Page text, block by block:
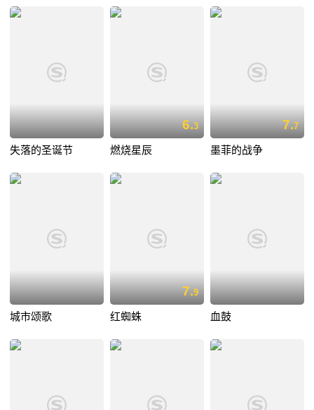
失落的圣诞节
6.3
燃烧星辰
7.7
墨菲的战争
城市颂歌
7.9
红蜘蛛 血鼓